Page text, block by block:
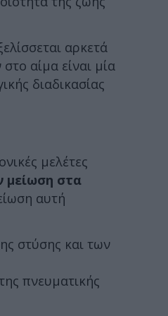
αρκετά
αίμα είναι μία
διαδικασίας
μελέτες
μείωση στα
αυτή
στύσης και των
πνευματικής